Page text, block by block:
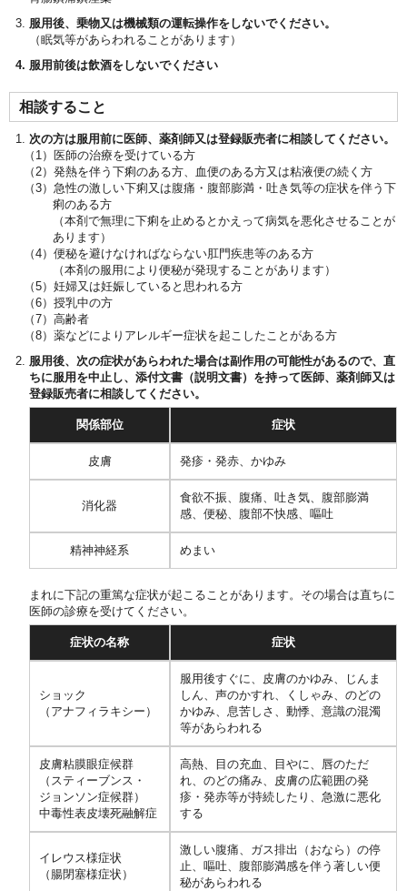
服用後、乗物又は機械類の運転操作をしないでください。
（眠気等があらわれることがあります）
服用前後は飲酒をしないでください
相談すること
次の方は服用前に医師、薬剤師又は登録販売者に相談してください。
医師の治療を受けている方
発熱を伴う下痢のある方、血便のある方又は粘液便の続く方
急性の激しい下痢又は腹痛・腹部膨満・吐き気等の症状を伴う下
痢のある方
（本剤で無理に下痢を止めるとかえって病気を悪化させることが
あります）
便秘を避けなければならない肛門疾患等のある方
（本剤の服用により便秘が発現することがあります）
妊婦又は妊娠していると思われる方
授乳中の方
高齢者
薬などによりアレルギー症状を起こしたことがある方
服用後、次の症状があらわれた場合は副作用の可能性があるので、直
ちに服用を中止し、添付文書（説明文書）を持って医師、薬剤師又は
登録販売者に相談してください。
関係部位 症状
皮膚 発疹・発赤、かゆみ
消化器
食欲不振、腹痛、吐き気、腹部膨満
感、便秘、腹部不快感、嘔吐
精神神経系 めまい
まれに下記の重篤な症状が起こることがあります。その場合は直ちに
医師の診療を受けてください。
症状の名称 症状
ショック
（アナフィラキシー）
服用後すぐに、皮膚のかゆみ、じんま
しん、声のかすれ、くしゃみ、のどの
かゆみ、息苦しさ、動悸、意識の混濁
等があらわれる
皮膚粘膜眼症候群
（スティーブンス・
ジョンソン症候群）
中毒性表皮壊死融解症
高熱、目の充血、目やに、唇のただ
れ、のどの痛み、
皮膚の広範囲の発
疹・発赤等が持続したり、急激に悪化
する
イレウス様症状
（腸閉塞様症状）
激しい腹痛、ガス排出（おなら）の停
止、嘔吐、 腹部膨満感を伴う著しい便
秘があらわれる